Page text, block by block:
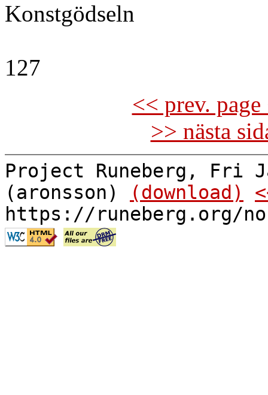
Konstgödseln
127
<< prev.
>> nästa
Project Runeberg, Fri
(aronsson)
(download)
https://runeberg.org/